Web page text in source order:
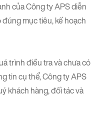
của Công ty APS diễn
mục tiêu, kế hoạch
trình điều tra và chưa có
tin cụ thể, Công ty APS
khách hàng, đối tác và